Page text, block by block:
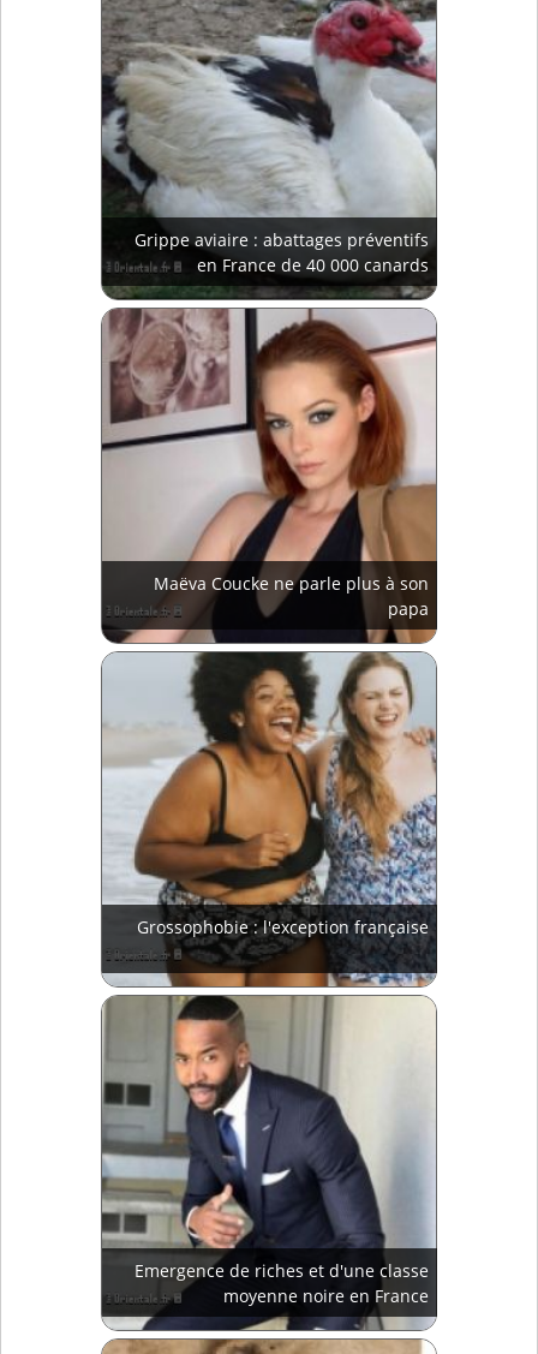
Grippe aviaire : abattages préventifs
en France de 40 000 canards
Maëva Coucke ne parle plus à son
papa
Grossophobie : l'exception française
Emergence de riches et d'une classe
moyenne noire en France